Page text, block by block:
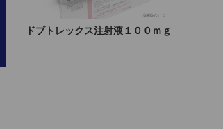
ドブトレックス注射液１００ｍｇ